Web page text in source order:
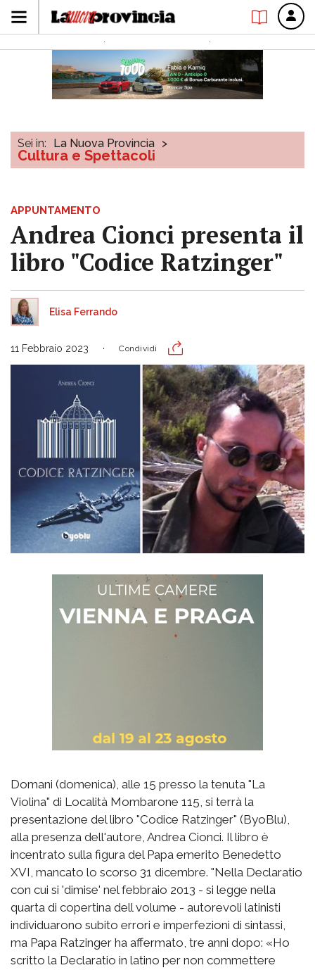
Sei in: La Nuova Provincia >
Cultura e Spettacoli
APPUNTAMENTO
Andrea Cionci presenta il
libro "Codice Ratzinger"
Elisa Ferrando
11 Febbraio 2023 Condividi
Domani (domenica), alle 15 presso la tenuta "La
Violina" di Località Mombarone 115, si terrà la
presentazione del libro "Codice Ratzinger" (ByoBlu),
alla presenza dell'autore, Andrea Cionci. Il libro è
incentrato sulla figura del Papa emerito Benedetto
XVI, mancato lo scorso 31 dicembre. "Nella Declaratio
con cui si 'dimise' nel febbraio 2013 - si legge nella
quarta di copertina dell volume - autorevoli latinisti
individuarono subito errori e imperfezioni di sintassi,
ma Papa Ratzinger ha affermato, tre anni dopo: «Ho
scritto la Declaratio in latino per non commettere